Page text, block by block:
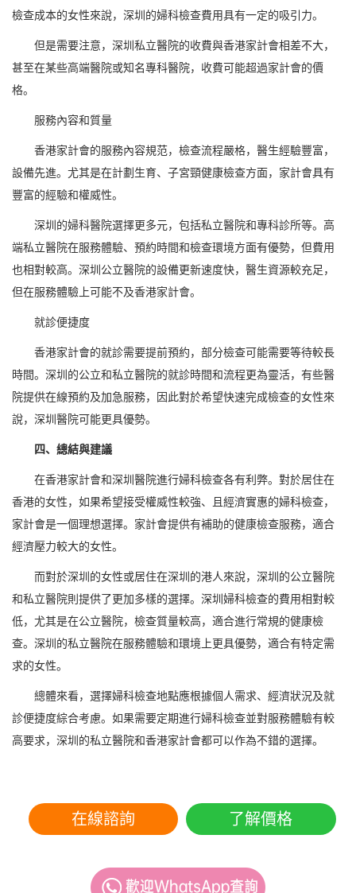
檢查成本的女性來說，深圳的婦科檢查費用具有一定的吸引力。
但是需要注意，深圳私立醫院的收費與香港家計會相差不大，
甚至在某些高端醫院或知名專科醫院，收費可能超過家計會的價
格。
服務內容和質量
香港家計會的服務內容規范，檢查流程嚴格，醫生經驗豐富，
設備先進。尤其是在計劃生育、子宮頸健康檢查方面，家計會具有
豐富的經驗和權威性。
深圳的婦科醫院選擇更多元，包括私立醫院和專科診所等。高
端私立醫院在服務體驗、預約時間和檢查環境方面有優勢，但費用
也相對較高。深圳公立醫院的設備更新速度快，醫生資源較充足，
但在服務體驗上可能不及香港家計會。
就診便捷度
香港家計會的就診需要提前預約，部分檢查可能需要等待較長
時間。深圳的公立和私立醫院的就診時間和流程更為靈活，有些醫
院提供在線預約及加急服務，因此對於希望快速完成檢查的女性來
說，深圳醫院可能更具優勢。
四、總結與建議
在香港家計會和深圳醫院進行婦科檢查各有利弊。對於居住在
香港的女性，如果希望接受權威性較強、且經濟實惠的婦科檢查，
家計會是一個理想選擇。家計會提供有補助的健康檢查服務，適合
經濟壓力較大的女性。
而對於深圳的女性或居住在深圳的港人來說，深圳的公立醫院
和私立醫院則提供了更加多樣的選擇。深圳婦科檢查的費用相對較
低，尤其是在公立醫院，檢查質量較高，適合進行常規的健康檢
查。深圳的私立醫院在服務體驗和環境上更具優勢，適合有特定需
求的女性。
總體來看，選擇婦科檢查地點應根據個人需求、經濟狀況及就
診便捷度綜合考慮。如果需要定期進行婦科檢查並對服務體驗有較
高要求，深圳的私立醫院和香港家計會都可以作為不錯的選擇。
在線諮詢 了解價格